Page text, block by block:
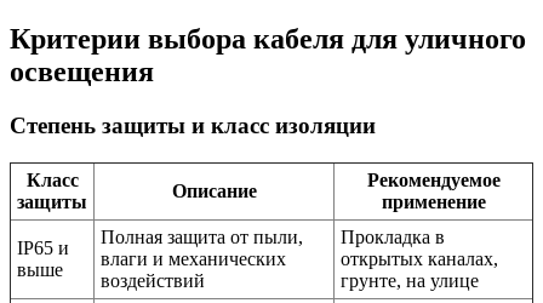
Критерии выбора кабеля для уличного
освещения
Степень защиты и класс изоляции
Класс
защиты
Описание
Рекомендуемое
применение
IP65 и
выше
Полная защита от пыли,
влаги и механических
воздействий
Прокладка в
открытых каналах,
грунте, на улице